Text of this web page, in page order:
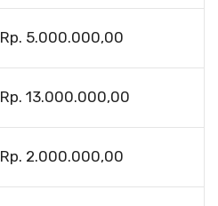
Rp. 5.000.000,00
Rp. 13.000.000,00
Rp. 2.000.000,00